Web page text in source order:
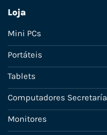
Loja
Mini PCs
Portáteis
Tablets
Computadores Secretaría
Monitores